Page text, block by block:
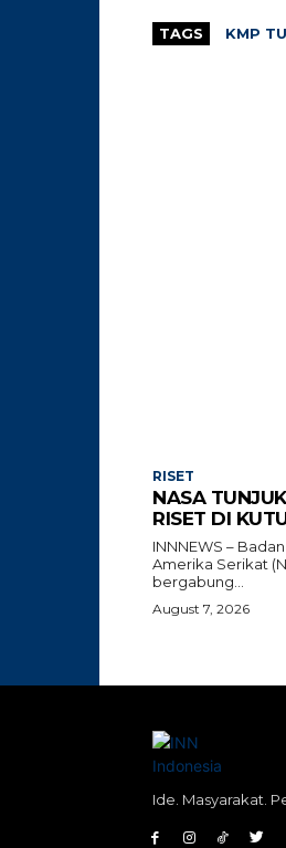
TAGS KMP
RISET
NASA
RISET DI
INNNEWS –
Amerika Serikat
bergabung...
August 7, 2026
Ide. Masyarakat.